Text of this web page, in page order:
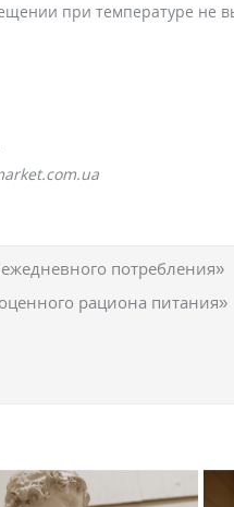
при температуре не
потребления»
рациона питания»